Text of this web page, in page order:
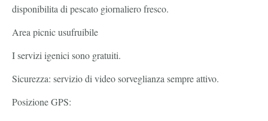
disponibilita di pescato giornaliero fresco.
Area picnic usufruibile
I servizi igenici sono gratuiti.
Sicurezza: servizio di video sorveglianza sempre attivo.
Posizione GPS: